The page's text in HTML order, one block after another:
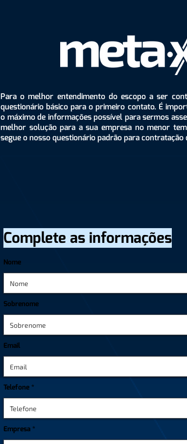
Para o melhor entendimento do escopo a ser
questionário básico para o primeiro contato. É
o máximo de informações possível para sermos
melhor solução para a sua empresa no menor
segue o nosso questionário padrão para contratação
Complete as informações
Nome
Sobrenome
Email
Telefone
Empresa